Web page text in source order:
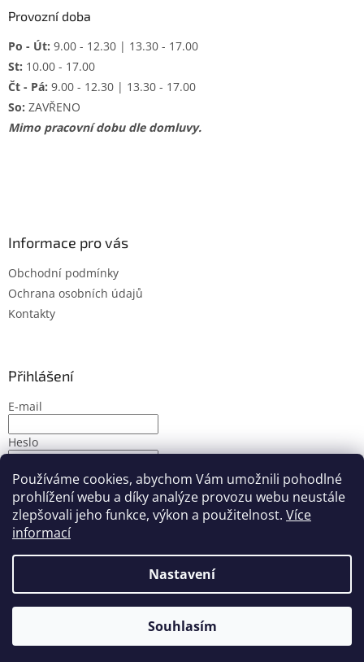
Používáme cookies, abychom Vám umožnili pohodlné
prohlížení webu a díky analýze provozu webu neustále
zlepšovali jeho funkce, výkon a použitelnost. Více
informací
Nastavení
Souhlasím
Provozní doba
Po - Út: 9.00 - 12.30 | 13.30 - 17.00
St: 10.00 - 17.00
Čt - Pá: 9.00 - 12.30 | 13.30 - 17.00
So: ZAVŘENO
Mimo pracovní dobu dle domluvy.
Informace pro vás
Obchodní podmínky
Ochrana osobních údajů
Kontakty
Přihlášení
E-mail
Heslo
PŘIHLÁSIT SE
Nová registraceZapomenuté heslo
Vytvořil Shoptet
PMbike. Všechna práva vyhrazena.